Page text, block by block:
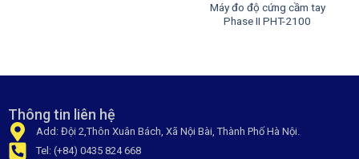
Máy đo độ cứng cầm tay
Phase II PHT-2100
Thông tin liên hệ
Add: Đội 2,Thôn Xuân Bách, Xã Nội Bài, Thành Phố Hà Nội.
Tel: (+84) 0435 824 668